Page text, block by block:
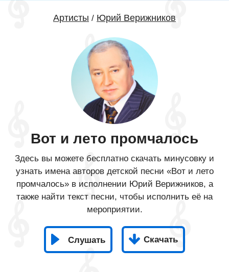
Артисты / Юрий Верижников
Вот и лето промчалось
Здесь вы можете бесплатно скачать минусовку и
узнать имена авторов детской песни «Вот и лето
промчалось» в исполнении Юрий Верижников, а
также найти текст песни, чтобы исполнить её на
мероприятии.
Слушать Скачать